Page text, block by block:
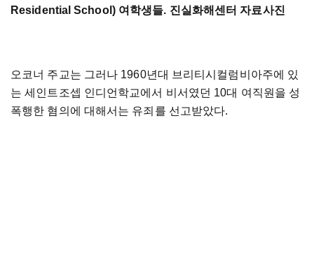
Residential School) 여학생들. 진실화해센터 자료사진
오코너 주교는 그러나 1960년대 브리티시컬럼비아주에 있
는 세인트조셉 인디언학교에서 비서였던 10대 여직원을 성
폭행한 혐의에 대해서는 유죄를 선고받았다.